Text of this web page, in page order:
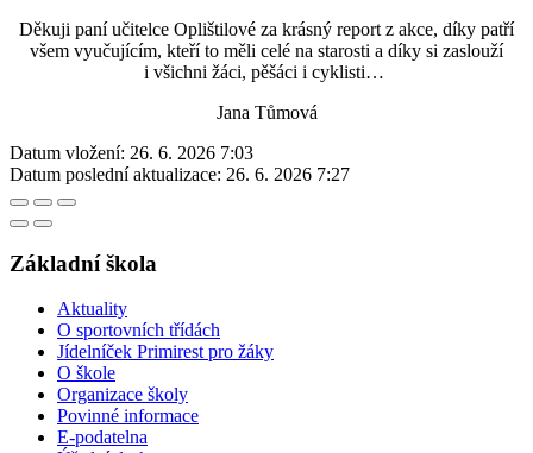
Děkuji paní učitelce Oplištilové za krásný report z akce, díky patří
všem vyučujícím, kteří to měli celé na starosti a díky si zaslouží
i všichni žáci, pěšáci i cyklisti…
Jana Tůmová
Datum vložení: 26. 6. 2026 7:03
Datum poslední aktualizace: 26. 6. 2026 7:27
Základní škola
Aktuality
O sportovních třídách
Jídelníček Primirest pro žáky
O škole
Organizace školy
Povinné informace
E-podatelna